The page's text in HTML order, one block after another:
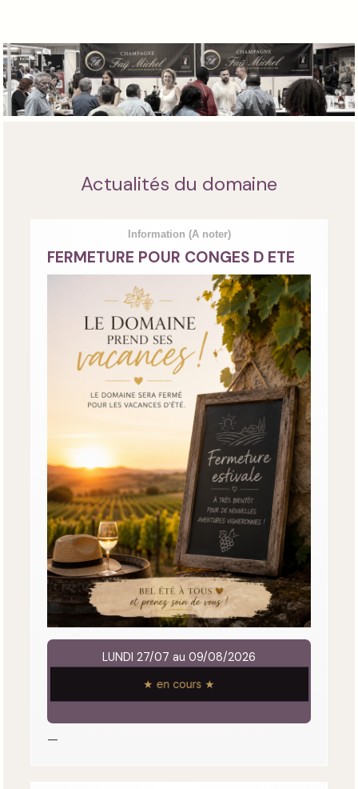
Actualités du domaine
Information (A noter)
FERMETURE POUR CONGES D ETE
LUNDI 27/07 au 09/08/2026
★ en cours ★
—